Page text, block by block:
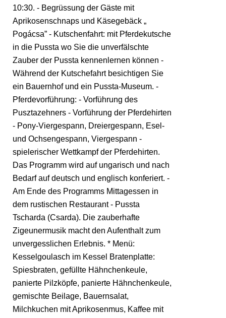
10:30. - Begrüssung der Gäste mit
Aprikosenschnaps und Käsegebäck „
Pogácsa” - Kutschenfahrt: mit Pferdekutsche
in die Pussta wo Sie die unverfälschte
Zauber der Pussta kennenlernen können -
Während der Kutschefahrt besichtigen Sie
ein Bauernhof und ein Pussta-Museum. -
Pferdevorführung: - Vorführung des
Pusztazehners - Vorführung der Pferdehirten
- Pony-Viergespann, Dreiergespann, Esel-
und Ochsengespann, Viergespann -
spielerischer Wettkampf der Pferdehirten.
Das Programm wird auf ungarisch und nach
Bedarf auf deutsch und englisch konferiert. -
Am Ende des Programms Mittagessen in
dem rustischen Restaurant - Pussta
Tscharda (Csarda). Die zauberhafte
Zigeunermusik macht den Aufenthalt zum
unvergesslichen Erlebnis. * Menü:
Kesselgoulasch im Kessel Bratenplatte:
Spiesbraten, gefüllte Hähnchenkeule,
panierte Pilzköpfe, panierte Hähnchenkeule,
gemischte Beilage, Bauernsalat,
Milchkuchen mit Aprikosenmus, Kaffee mit